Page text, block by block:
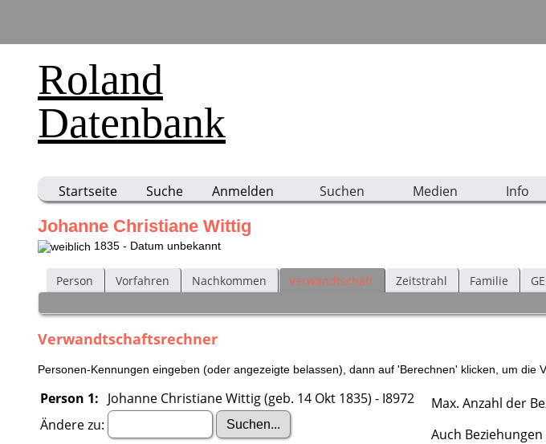
Roland
Datenbank
Startseite Suche Anmelden Suchen Medien Info
Johanne Christiane Wittig
1835 - Datum unbekannt
Person Vorfahren Nachkommen Verwandtschaft Zeitstrahl Familie
Verwandtschaftsrechner
Personen-Kennungen eingeben (oder angezeigte belassen), dann auf 'Berechnen' klicken, um die
Person 1: Johanne Christiane Wittig (geb. 14 Okt 1835) - I8972
Ändere zu:
Max. Anzahl der
Auch